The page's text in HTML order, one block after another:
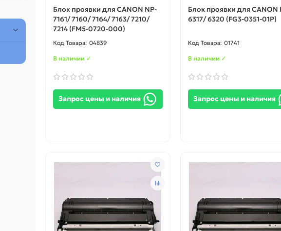
Блок проявки для CANON NP-
7161/ 7160/ 7164/ 7163/ 7210/
7214 (FM5-0720-000)
04839
В наличии ✓
Запрос цены и наличия
Блок проявки для CANON
6317/ 6320 (FG3-0351-01P)
01741
В наличии ✓
Запрос цены и наличия